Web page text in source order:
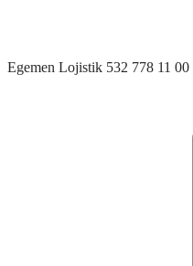
Egemen Lojistik 532 778 11 00